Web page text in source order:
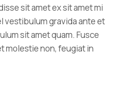
sit amet ex sit amet mi
vestibulum gravida ante et
sit amet quam. Fusce
molestie non, feugiat in